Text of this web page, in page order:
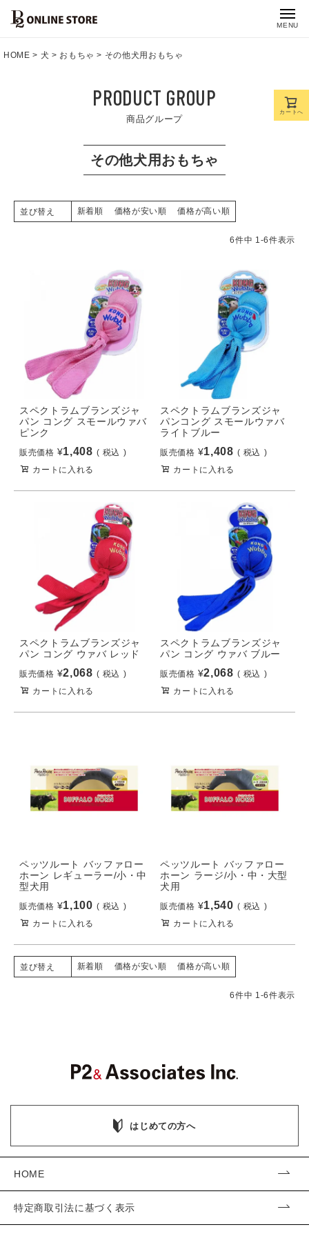
MENU
HOME 犬 おもちゃ その他犬用おもちゃ
PRODUCT GROUP
商品グループ
その他犬用おもちゃ
並び替え 新着順 価格が安い順 価格が高い順
6件中 1-6件表示
スペクトラムブランズジャ
パン コング スモールウァバ
ピンク
販売価格 ¥1,408
税込
カートに入れる
スペクトラムブランズジャ
パンコング スモールウァバ
ライトブルー
販売価格 ¥1,408
税込
カートに入れる
スペクトラムブランズジャ
パン コング ウァバ レッド
販売価格 ¥2,068
税込
カートに入れる
スペクトラムブランズジャ
パン コング ウァバ ブルー
販売価格 ¥2,068
税込
カートに入れる
ペッツルート バッファロー
ホーン レギューラー/小・中
型犬用
販売価格 ¥1,100
税込
カートに入れる
ペッツルート バッファロー
ホーン ラージ/小・中・大型
犬用
販売価格 ¥1,540
税込
カートに入れる
並び替え 新着順 価格が安い順 価格が高い順
6件中 1-6件表示
カートへ
はじめての方へ
HOME
特定商取引法に基づく表示